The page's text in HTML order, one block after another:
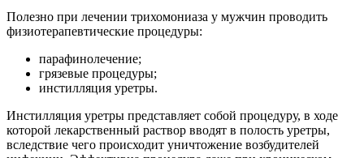
Полезно при лечении трихомониаза у мужчин проводить
физиотерапевтические процедуры:
парафинолечение;
грязевые процедуры;
инстилляция уретры.
Инстилляция уретры представляет собой процедуру, в ходе
которой лекарственный раствор вводят в полость уретры,
вследствие чего происходит уничтожение возбудителей